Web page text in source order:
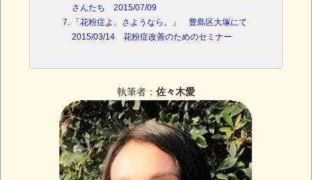
さんたち 2015/07/09
「花粉症よ、さようなら。」 豊島区大塚にて
2015/03/14 花粉症改善のためのセミナー
執筆者： 佐々木愛